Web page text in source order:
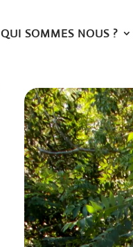
QUI SOMMES NOUS ?